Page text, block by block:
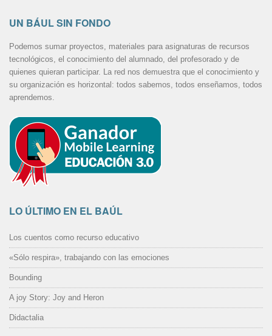
UN BÁUL SIN FONDO
Podemos sumar proyectos, materiales para asignaturas de recursos
tecnológicos, el conocimiento del alumnado, del profesorado y de
quienes quieran participar. La red nos demuestra que el conocimiento y
su organización es horizontal: todos sabemos, todos enseñamos, todos
aprendemos.
LO ÚLTIMO EN EL BAÚL
Los cuentos como recurso educativo
«Sólo respira», trabajando con las emociones
Bounding
A joy Story: Joy and Heron
Didactalia